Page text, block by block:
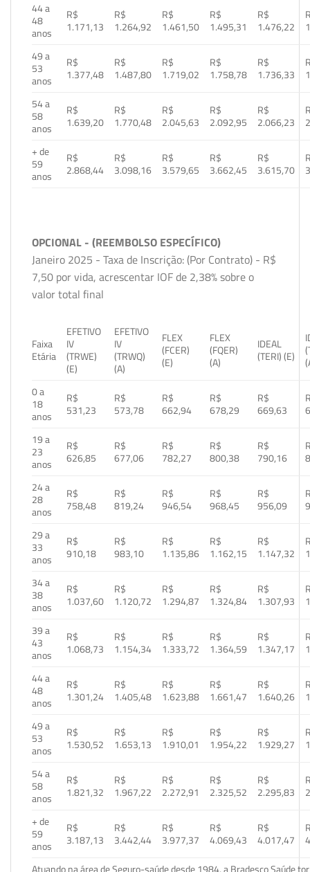
44 a
48
anos
R$
1.171,13
R$
1.264,92
R$
1.461,50
R$
1.495,31
R$
1.476,22
49 a
53
anos
R$
1.377,48
R$
1.487,80
R$
1.719,02
R$
1.758,78
R$
1.736,33
54 a
58
anos
R$
1.639,20
R$
1.770,48
R$
2.045,63
R$
2.092,95
R$
2.066,23
+ de
59
anos
R$
2.868,44
R$
3.098,16
R$
3.579,65
R$
3.662,45
R$
3.615,70
OPCIONAL - (REEMBOLSO ESPECÍFICO)
Janeiro 2025 - Taxa de Inscrição: (Por Contrato) - R$
7,50 por vida, acrescentar IOF de 2,38% sobre o
valor total final
Faixa
Etária
EFETIVO
IV
(TRWE)
(E)
EFETIVO
IV
(TRWQ)
(A)
FLEX
(FCER)
(E)
FLEX
(FQER)
(A)
IDEAL
(TERI) (E)
0 a
18
anos
R$
531,23
R$
573,78
R$
662,94
R$
678,29
R$
669,63
19 a
23
anos
R$
626,85
R$
677,06
R$
782,27
R$
800,38
R$
790,16
24 a
28
anos
R$
758,48
R$
819,24
R$
946,54
R$
968,45
R$
956,09
29 a
33
anos
R$
910,18
R$
983,10
R$
1.135,86
R$
1.162,15
R$
1.147,32
34 a
38
anos
R$
1.037,60
R$
1.120,72
R$
1.294,87
R$
1.324,84
R$
1.307,93
39 a
43
anos
R$
1.068,73
R$
1.154,34
R$
1.333,72
R$
1.364,59
R$
1.347,17
44 a
48
anos
R$
1.301,24
R$
1.405,48
R$
1.623,88
R$
1.661,47
R$
1.640,26
49 a
53
anos
R$
1.530,52
R$
1.653,13
R$
1.910,01
R$
1.954,22
R$
1.929,27
54 a
58
anos
R$
1.821,32
R$
1.967,22
R$
2.272,91
R$
2.325,52
R$
2.295,83
+ de
59
anos
R$
3.187,13
R$
3.442,44
R$
3.977,37
R$
4.069,43
R$
4.017,47